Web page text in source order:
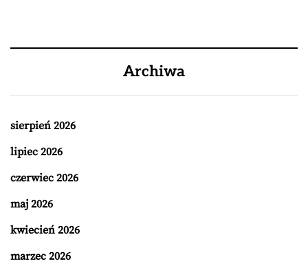
Archiwa
sierpień 2026
lipiec 2026
czerwiec 2026
maj 2026
kwiecień 2026
marzec 2026